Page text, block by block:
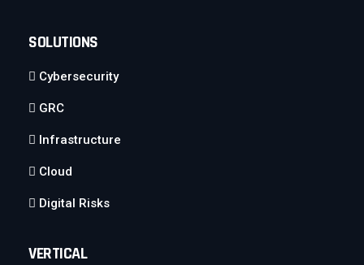
SOLUTIONS
Cybersecurity
GRC
Infrastructure
Cloud
Digital Risks
VERTICAL